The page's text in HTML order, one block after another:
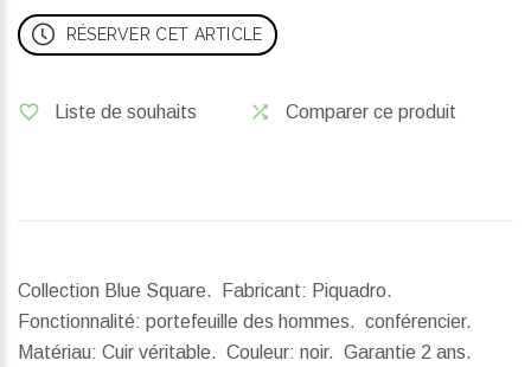
RÉSERVER CET ARTICLE
Liste de souhaits Comparer ce produit
Collection Blue Square. Fabricant: Piquadro.
Fonctionnalité: portefeuille des hommes. conférencier.
Matériau: Cuir véritable. Couleur: noir. Garantie 2 ans.